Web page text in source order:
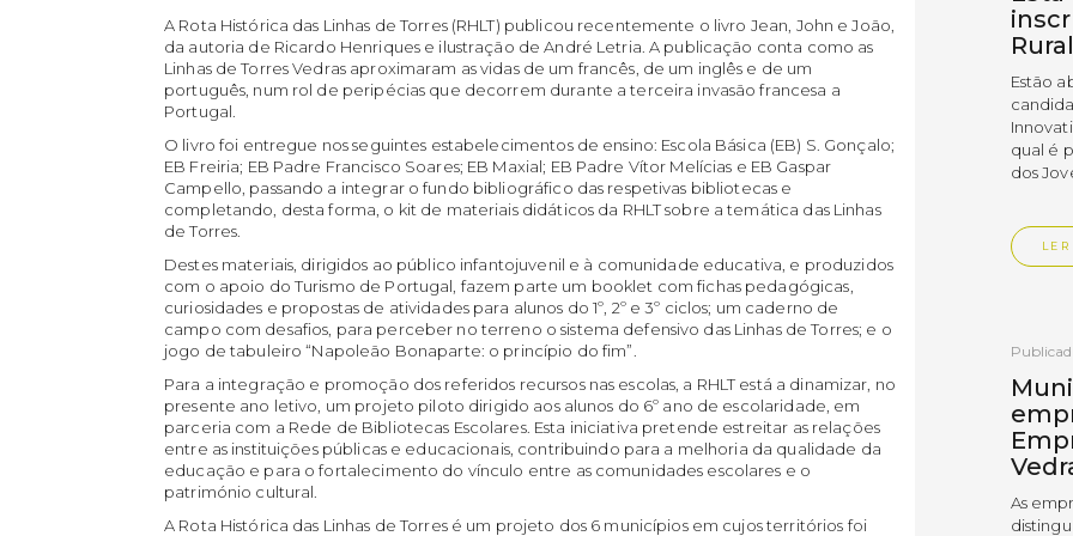
A Rota Histórica das Linhas de Torres (RHLT) publicou recentemente o livro Jean, John e João,
da autoria de Ricardo Henriques e ilustração de André Letria. A publicação conta como as
Linhas de Torres Vedras aproximaram as vidas de um francês, de um inglês e de um
português, num rol de peripécias que decorrem durante a terceira invasão francesa a
Portugal.
O livro foi entregue nos seguintes estabelecimentos de ensino: Escola Básica (EB) S. Gonçalo;
EB Freiria; EB Padre Francisco Soares; EB Maxial; EB Padre Vítor Melícias e EB Gaspar
Campello, passando a integrar o fundo bibliográfico das respetivas bibliotecas e
completando, desta forma, o kit de materiais didáticos da RHLT sobre a temática das Linhas
de Torres.
Destes materiais, dirigidos ao público infantojuvenil e à comunidade educativa, e produzidos
com o apoio do Turismo de Portugal, fazem parte um booklet com fichas pedagógicas,
curiosidades e propostas de atividades para alunos do 1º, 2º e 3º ciclos; um caderno de
campo com desafios, para perceber no terreno o sistema defensivo das Linhas de Torres; e o
jogo de tabuleiro “Napoleão Bonaparte: o princípio do fim”.
Para a integração e promoção dos referidos recursos nas escolas, a RHLT está a dinamizar, no
presente ano letivo, um projeto piloto dirigido aos alunos do 6º ano de escolaridade, em
parceria com a Rede de Bibliotecas Escolares. Esta iniciativa pretende estreitar as relações
entre as instituições públicas e educacionais, contribuindo para a melhoria da qualidade da
educação e para o fortalecimento do vínculo entre as comunidades escolares e o
património cultural.
A Rota Histórica das Linhas de Torres é um projeto dos 6 municípios em cujos territórios foi
Estão
qual é
dos
As